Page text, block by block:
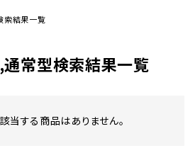
結果一覧
常型検索結果一覧
当する商品はありません。